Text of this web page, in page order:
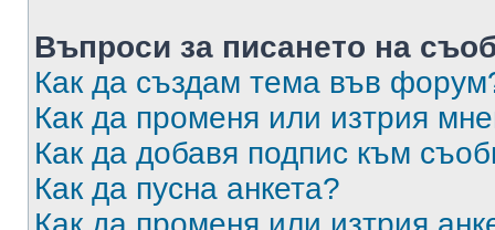
Въпроси за писането на
Как да създам тема във
Как да променя или изтрия
Как да добавя подпис към
Как да пусна анкета?